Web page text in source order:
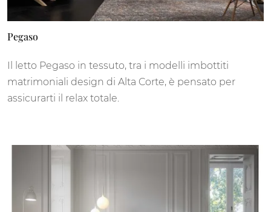
Pegaso
Il letto Pegaso in tessuto, tra i modelli imbottiti
matrimoniali design di Alta Corte, è pensato per
assicurarti il relax totale.